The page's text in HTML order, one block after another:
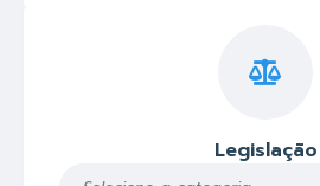
Legislação